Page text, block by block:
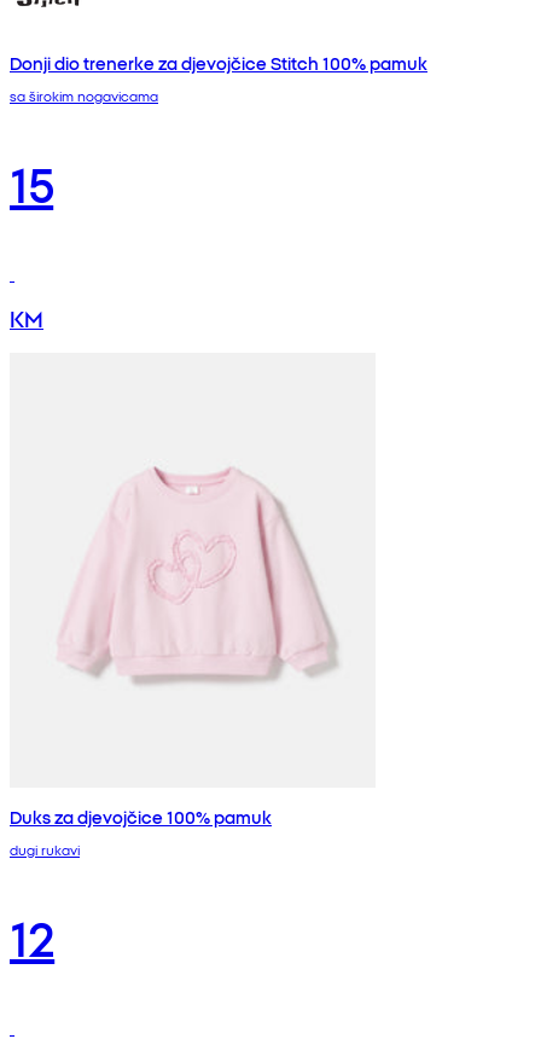
Donji dio trenerke za djevojčice Stitch 100% pamuk
sa širokim nogavicama
15
KM
Duks za djevojčice 100% pamuk
dugi rukavi
12